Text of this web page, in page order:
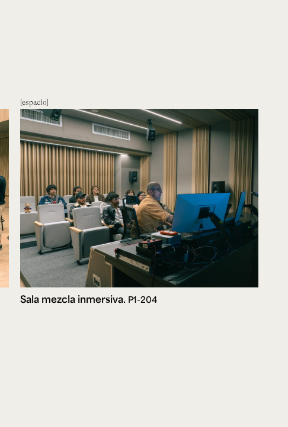
espacio
Sala mezcla inmersiva. P1-204